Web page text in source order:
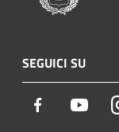
SEGUICI SU
Facebook